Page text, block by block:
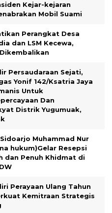
Kejar-kejaran
Mobil Suami
Perangkat Desa
dan LSM Kecewa,
Persaudaraan Sejati,
Yonif 142/Ksatria Jaya
Untuk
Dan
Distrik Yugumuak,
Muhammad Nur
hukum)Gelar Resepsi
dan Penuh Khidmat di
Perayaan Ulang Tahun
Kemitraan Strategis